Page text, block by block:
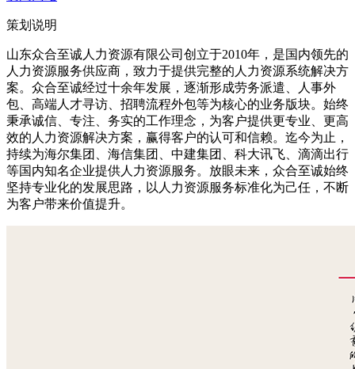
策划说明
山东众合至诚人力资源有限公司创立于2010年，是国内领先的
人力资源服务供应商，致力于提供完整的人力资源系统解决方
案。众合至诚经过十余年发展，逐渐形成劳务派遣、人事外
包、高端人才寻访、招聘流程外包等为核心的业务版块。始终
秉承诚信、专注、务实的工作理念，为客户提供更专业、更高
效的人力资源解决方案，赢得客户的认可和信赖。迄今为止，
持续为海尔集团、海信集团、中建集团、科大讯飞、滴滴出行
等国内知名企业提供人力资源服务。放眼未来，众合至诚始终
坚持专业化的发展思路，以人力资源服务标准化为己任，不断
为客户带来价值提升。